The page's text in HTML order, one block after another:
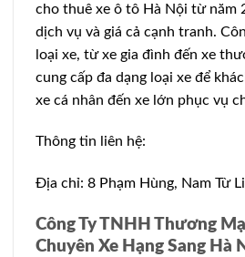
cho thuê xe ô tô Hà Nội từ năm
dịch vụ và giá cả cạnh tranh.
loại xe, từ xe gia đình đến xe
cung cấp đa dạng loại xe để
xe cá nhân đến xe lớn phục vụ
Thông tin liên hệ:
Địa chỉ: 8 Phạm Hùng, Nam Từ
Công Ty TNHH Thương
Chuyên Xe Hạng Sang Hà